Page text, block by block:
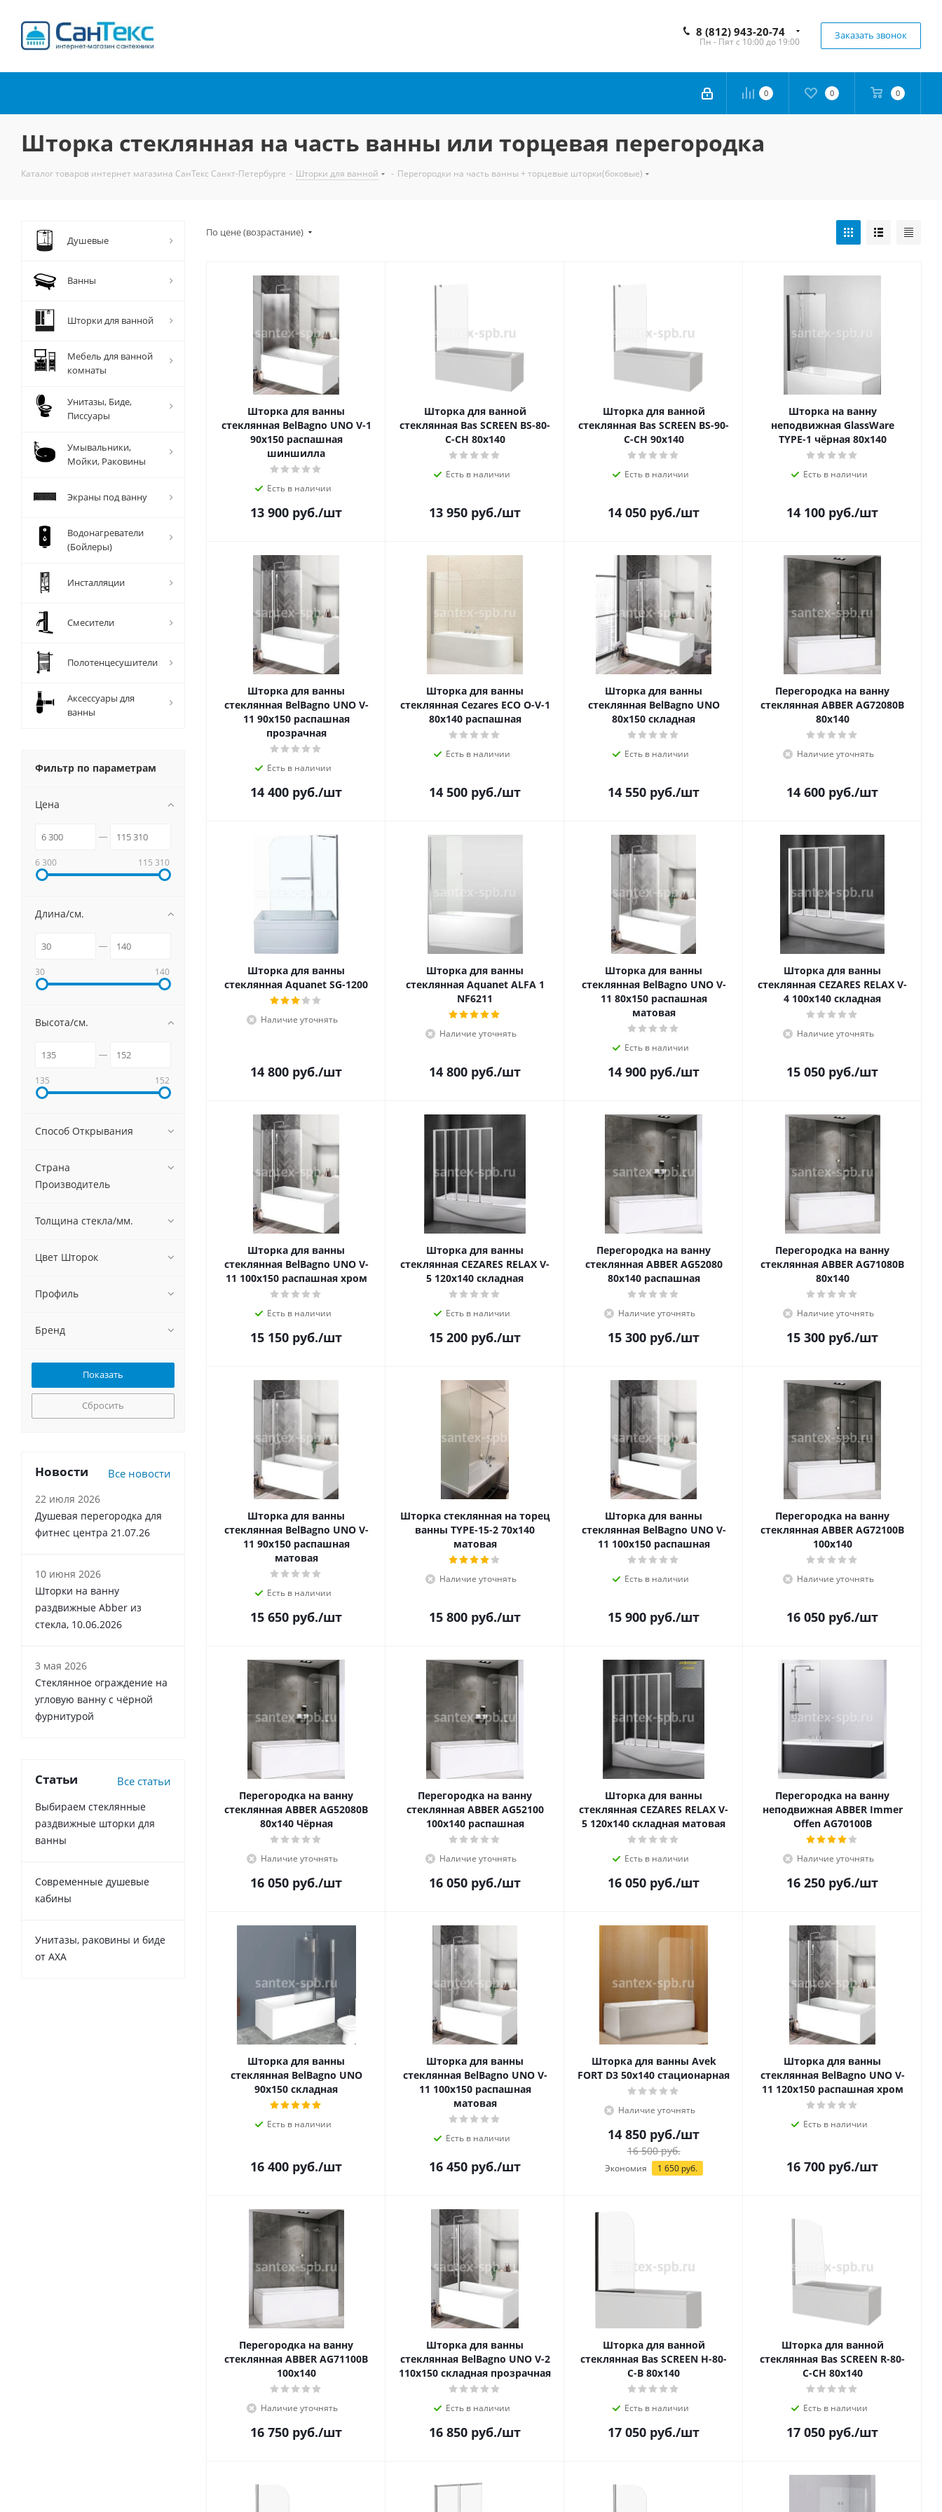
8 (812) 943-20-74
Пн - Пят с 10:00 до 19:00
Заказать звонок
0 0 0
Шторка стеклянная на часть ванны или торцевая перегородка
Каталог товаров интернет магазина СанТекс Санкт-Петербурге - Шторки для ванной - Перегородки на часть ванны + торцевые шторки(боковые)
По цене (возрастание)
Шторка для ванны
стеклянная BelBagno UNO V-1
90х150 распашная
шиншилла
Есть в наличии
13 900 руб./шт
Шторка для ванной
стеклянная Bas SCREEN BS-80-
C-CH 80х140
Есть в наличии
13 950 руб./шт
Шторка для ванной
стеклянная Bas SCREEN BS-90-
C-CH 90х140
Есть в наличии
14 050 руб./шт
Шторка на ванну
неподвижная GlassWare
TYPE-1 чёрная 80х140
Есть в наличии
14 100 руб./шт
Шторка для ванны
стеклянная BelBagno UNO V-
11 90х150 распашная
прозрачная
Есть в наличии
14 400 руб./шт
Шторка для ванны
стеклянная Cezares ECO O-V-1
80х140 распашная
Есть в наличии
14 500 руб./шт
Шторка для ванны
стеклянная BelBagno UNO
80х150 складная
Есть в наличии
14 550 руб./шт
Перегородка на ванну
стеклянная ABBER AG72080B
80x140
Наличие уточнять
14 600 руб./шт
Шторка для ванны
стеклянная Aquanet SG-1200
Наличие уточнять
14 800 руб./шт
Шторка для ванны
стеклянная Aquanet ALFA 1
NF6211
Наличие уточнять
14 800 руб./шт
Шторка для ванны
стеклянная BelBagno UNO V-
11 80х150 распашная
матовая
Есть в наличии
14 900 руб./шт
Шторка для ванны
стеклянная CEZARES RELAX V-
4 100х140 складная
Наличие уточнять
15 050 руб./шт
Шторка для ванны
стеклянная BelBagno UNO V-
11 100х150 распашная хром
Есть в наличии
15 150 руб./шт
Шторка для ванны
стеклянная CEZARES RELAX V-
5 120х140 складная
Есть в наличии
15 200 руб./шт
Перегородка на ванну
стеклянная ABBER AG52080
80x140 распашная
Наличие уточнять
15 300 руб./шт
Перегородка на ванну
стеклянная ABBER AG71080B
80x140
Наличие уточнять
15 300 руб./шт
Шторка для ванны
стеклянная BelBagno UNO V-
11 90х150 распашная
матовая
Есть в наличии
15 650 руб./шт
Шторка стеклянная на торец
ванны TYPE-15-2 70х140
матовая
Наличие уточнять
15 800 руб./шт
Шторка для ванны
стеклянная BelBagno UNO V-
11 100х150 распашная
Есть в наличии
15 900 руб./шт
Перегородка на ванну
стеклянная ABBER AG72100B
100x140
Наличие уточнять
16 050 руб./шт
Перегородка на ванну
стеклянная ABBER AG52080B
80x140 Чёрная
Наличие уточнять
16 050 руб./шт
Перегородка на ванну
стеклянная ABBER AG52100
100x140 распашная
Наличие уточнять
16 050 руб./шт
Шторка для ванны
стеклянная CEZARES RELAX V-
5 120х140 складная матовая
Есть в наличии
16 050 руб./шт
Перегородка на ванну
неподвижная ABBER Immer
Offen AG70100B
Наличие уточнять
16 250 руб./шт
Шторка для ванны
стеклянная BelBagno UNO
90х150 складная
Есть в наличии
16 400 руб./шт
Шторка для ванны
стеклянная BelBagno UNO V-
11 100х150 распашная
матовая
Есть в наличии
16 450 руб./шт
Шторка для ванны Avek
FORT D3 50х140 стационарная
Наличие уточнять
14 850 руб./шт
16 500руб.
Экономия 1 650руб.
Шторка для ванны
стеклянная BelBagno UNO V-
11 120х150 распашная хром
Есть в наличии
16 700 руб./шт
Перегородка на ванну
стеклянная ABBER AG71100B
100x140
Наличие уточнять
16 750 руб./шт
Шторка для ванны
стеклянная BelBagno UNO V-2
110х150 складная прозрачная
Есть в наличии
16 850 руб./шт
Шторка для ванной
стеклянная Bas SCREEN H-80-
C-В 80х140
Есть в наличии
17 050 руб./шт
Шторка для ванной
стеклянная Bas SCREEN R-80-
C-CH 80х140
Есть в наличии
17 050 руб./шт
Душевые
Ванны
Шторки для ванной
Мебель для ванной
комнаты
Унитазы, Биде,
Писсуары
Умывальники,
Мойки, Раковины
Экраны под ванну
Водонагреватели
(Бойлеры)
Инсталляции
Смесители
Полотенцесушители
Аксессуары для
ванны
Фильтр по параметрам
Цена
6 300 115 310
Длина/см.
30 140
Высота/см.
135 152
Способ Открывания
Страна
Производитель
Толщина стекла/мм.
Цвет Шторок
Профиль
Бренд
Сбросить
Новости Все новости
22 июля 2026
Душевая перегородка для
фитнес центра 21.07.26
10 июня 2026
Шторки на ванну
раздвижные Abber из
стекла, 10.06.2026
3 мая 2026
Стеклянное ограждение на
угловую ванну с чёрной
фурнитурой
Статьи Все статьи
Выбираем стеклянные
раздвижные шторки для
ванны
Современные душевые
кабины
Унитазы, раковины и биде
от AXA